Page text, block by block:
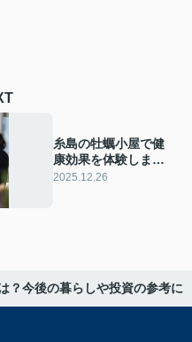
糸島の牡蠣小屋で健
康効果を体験しませ
んか 糸島産牡蠣の栄
2025.12.26
？今後の暮らしや投資の参考に